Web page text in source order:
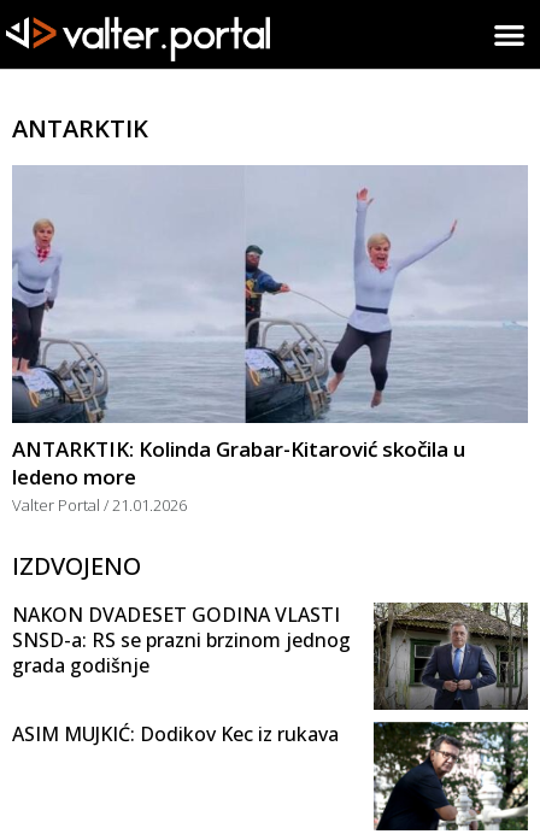
ANTARKTIK
ANTARKTIK: Kolinda Grabar-Kitarović skočila u
ledeno more
Valter Portal 21.01.2026
IZDVOJENO
NAKON DVADESET GODINA VLASTI
SNSD-a: RS se prazni brzinom jednog
grada godišnje
ASIM MUJKIĆ: Dodikov Kec iz rukava